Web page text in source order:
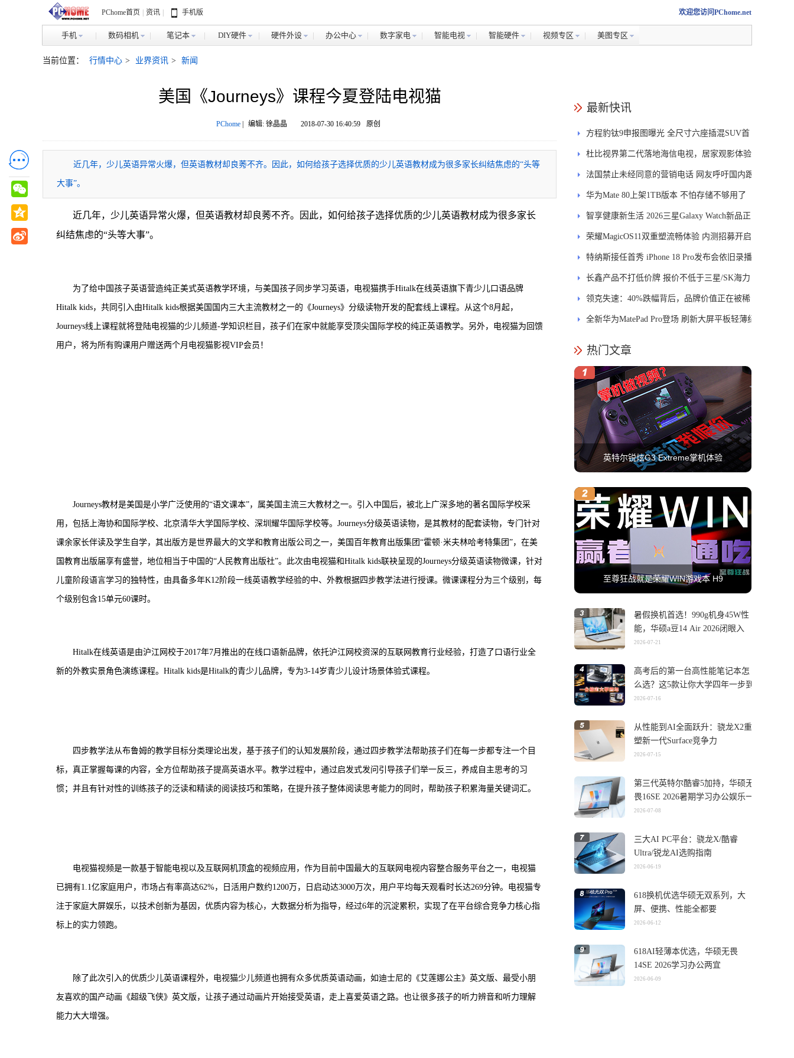
PChome首页 资讯 手机版 欢迎您访问PChome.net
手机 数码相机 笔记本 DIY硬件 硬件外设 办公中心 数字家电 智能电视 智能硬件 视频专区 美图专区
当前位置： 行情中心 > 业界资讯 > 新闻
美国《Journeys》课程今夏登陆电视猫
PChome| 编辑: 徐晶晶 2018-07-30 16:40:59 原创
近几年，少儿英语异常火爆，但英语教材却良莠不齐。因此，如何给孩子选择优质的少儿英语教材成为很多家长纠结焦虑的“头等
大事”。
近几年，少儿英语异常火爆，但英语教材却良莠不齐。因此，如何给孩子选择优质的少儿英语教材成为很多家长
纠结焦虑的“头等大事”。
为了给中国孩子英语营造纯正美式英语教学环境，与美国孩子同步学习英语，电视猫携手Hitalk在线英语旗下青少儿口语品牌
Hitalk kids，共同引入由Hitalk kids根据美国国内三大主流教材之一的《Journeys》分级读物开发的配套线上课程。从这个8月起，
Journeys线上课程就将登陆电视猫的少儿频道-学知识栏目，孩子们在家中就能享受顶尖国际学校的纯正英语教学。另外，电视猫为回馈
用户，将为所有购课用户赠送两个月电视猫影视VIP会员！
Journeys教材是美国是小学广泛使用的“语文课本”，属美国主流三大教材之一。引入中国后，被北上广深多地的著名国际学校采
用，包括上海协和国际学校、北京清华大学国际学校、深圳耀华国际学校等。Journeys分级英语读物，是其教材的配套读物，专门针对
课余家长伴读及学生自学，其出版方是世界最大的文学和教育出版公司之一，美国百年教育出版集团“霍顿·米夫林哈考特集团”，在美
国教育出版届享有盛誉，地位相当于中国的“人民教育出版社”。此次由电视猫和Hitalk kids联袂呈现的Journeys分级英语读物微课，针对
儿童阶段语言学习的独特性，由具备多年K12阶段一线英语教学经验的中、外教根据四步教学法进行授课。微课课程分为三个级别，每
个级别包含15单元60课时。
Hitalk在线英语是由沪江网校于2017年7月推出的在线口语新品牌，依托沪江网校资深的互联网教育行业经验，打造了口语行业全
新的外教实景角色演练课程。Hitalk kids是Hitalk的青少儿品牌，专为3-14岁青少儿设计场景体验式课程。
四步教学法从布鲁姆的教学目标分类理论出发，基于孩子们的认知发展阶段，通过四步教学法帮助孩子们在每一步都专注一个目
标，真正掌握每课的内容，全方位帮助孩子提高英语水平。教学过程中，通过启发式发问引导孩子们举一反三，养成自主思考的习
惯；并且有针对性的训练孩子的泛读和精读的阅读技巧和策略，在提升孩子整体阅读思考能力的同时，帮助孩子积累海量关键词汇。
电视猫视频是一款基于智能电视以及互联网机顶盒的视频应用，作为目前中国最大的互联网电视内容整合服务平台之一，电视猫
已拥有1.1亿家庭用户，市场占有率高达62%，日活用户数约1200万，日启动达3000万次，用户平均每天观看时长达269分钟。电视猫专
注于家庭大屏娱乐，以技术创新为基因，优质内容为核心，大数据分析为指导，经过6年的沉淀累积，实现了在平台综合竞争力核心指
标上的实力领跑。
除了此次引入的优质少儿英语课程外，电视猫少儿频道也拥有众多优质英语动画，如迪士尼的《艾莲娜公主》英文版、最受小朋
友喜欢的国产动画《超级飞侠》英文版，让孩子通过动画片开始接受英语，走上喜爱英语之路。也让很多孩子的听力辨音和听力理解
能力大大增强。
最新快讯
方程豹钛9申报图曝光 全尺寸六座插混SUV首
发DMS
杜比视界第二代落地海信电视，居家观影体验
能迎来哪些升级？
法国禁止未经同意的营销电话 网友呼吁国内跟
进
华为Mate 80上架1TB版本 不怕存储不够用了
智享健康新生活 2026三星Galaxy Watch新品正
式开售
荣耀MagicOS11双重塑流畅体验 内测招募开启
特纳斯接任首秀 iPhone 18 Pro发布会依旧录播
长鑫产品不打低价牌 报价不低于三星/SK海力
士
领克失速：40%跌幅背后，品牌价值正在被稀
释
全新华为MatePad Pro登场 刷新大屏平板轻薄纪
热门文章
英特尔锐炫G3 Extreme掌机体验
至尊狂战就是荣耀WIN游戏本 H9
暑假换机首选！990g机身45W性
能，华硕a豆14 Air 2026闭眼入
2026-07-21
高考后的第一台高性能笔记本怎
么选？这5款让你大学四年一步到
位
2026-07-16
从性能到AI全面跃升：骁龙X2重
塑新一代Surface竞争力
2026-07-15
第三代英特尔酷睿5加持，华硕无
畏16SE 2026暑期学习办公娱乐一
机搞定
2026-07-08
三大AI PC平台：骁龙X/酷睿
Ultra/锐龙AI选购指南
2026-06-19
618换机优选华硕无双系列，大
屏、便携、性能全都要
2026-06-12
618AI轻薄本优选，华硕无畏
14SE 2026学习办公两宜
2026-06-09